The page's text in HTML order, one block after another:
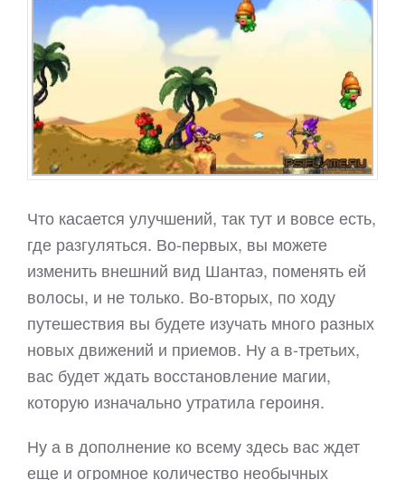
Что касается улучшений, так тут и вовсе есть,
где разгуляться. Во-первых, вы можете
изменить внешний вид Шантаэ, поменять ей
волосы, и не только. Во-вторых, по ходу
путешествия вы будете изучать много разных
новых движений и приемов. Ну а в-третьих,
вас будет ждать восстановление магии,
которую изначально утратила героиня.
Ну а в дополнение ко всему здесь вас ждет
еще и огромное количество необычных